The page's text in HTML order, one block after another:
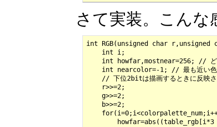
さて実装。こんな
int RGB(unsigned char r,unsigned
    int i;
int howfar,mostnear=256; // ど
int nearcolor=-1; // 最も近い色
// 下位2bitは描画するときに反映
    r>>=2;
    g>>=2;
    b>>=2;
howfar=abs((table_rgb[i*3